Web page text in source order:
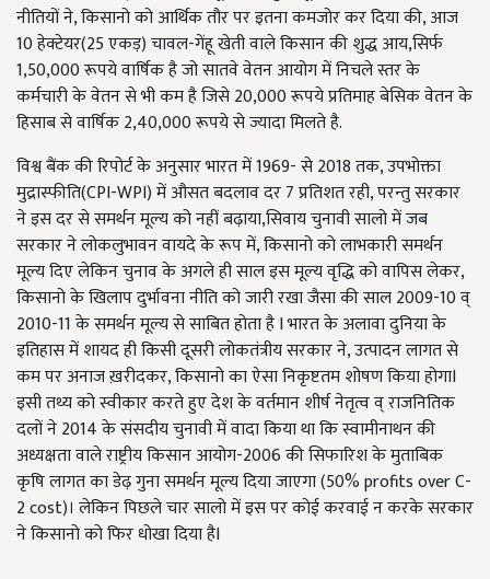
नीतियों ने, किसानो को आर्थिक तौर पर इतना कमजोर कर दिया की, आज
10 हेक्टेयर(25 एकड़) चावल-गेंहू खेती वाले किसान की शुद्ध आय,सिर्फ
1,50,000 रूपये वार्षिक है जो सातवे वेतन आयोग में निचले स्तर के
कर्मचारी के वेतन से भी कम है जिसे 20,000 रूपये प्रतिमाह बेसिक वेतन के
हिसाब से वार्षिक 2,40,000 रूपये से ज्यादा मिलते है.
विश्व बैंक की रिपोर्ट के अनुसार भारत में 1969- से 2018 तक, उपभोक्ता
मुद्रास्फीति(CPI-WPI) में औसत बदलाव दर 7 प्रतिशत रही, परन्तु सरकार
ने इस दर से समर्थन मूल्य को नहीं बढ़ाया,सिवाय चुनावी सालो में जब
सरकार ने लोकलुभावन वायदे के रूप में, किसानो को लाभकारी समर्थन
मूल्य दिए लेकिन चुनाव के अगले ही साल इस मूल्य वृद्धि को वापिस लेकर,
किसानो के खिलाप दुर्भावना नीति को जारी रखा जैसा की साल 2009-10 व्
2010-11 के समर्थन मूल्य से साबित होता है I भारत के अलावा दुनिया के
इतिहास में शायद ही किसी दूसरी लोकतंत्रीय सरकार ने, उत्पादन लागत से
कम पर अनाज ख़रीदकर, किसानो का ऐसा निकृष्टतम शोषण किया होगाI
इसी तथ्य को स्वीकार करते हुए देश के वर्तमान शीर्ष नेतृत्व व् राजनितिक
दलों ने 2014 के संसदीय चुनावी में वादा किया था कि स्वामीनाथन की
अध्यक्षता वाले राष्ट्रीय किसान आयोग-2006 की सिफारिश के मुताबिक
कृषि लागत का डेढ़ गुना समर्थन मूल्य दिया जाएगा (50% profits over C-
2 cost)। लेकिन पिछले चार सालो में इस पर कोई करवाई न करके सरकार
ने किसानो को फिर धोखा दिया हैI